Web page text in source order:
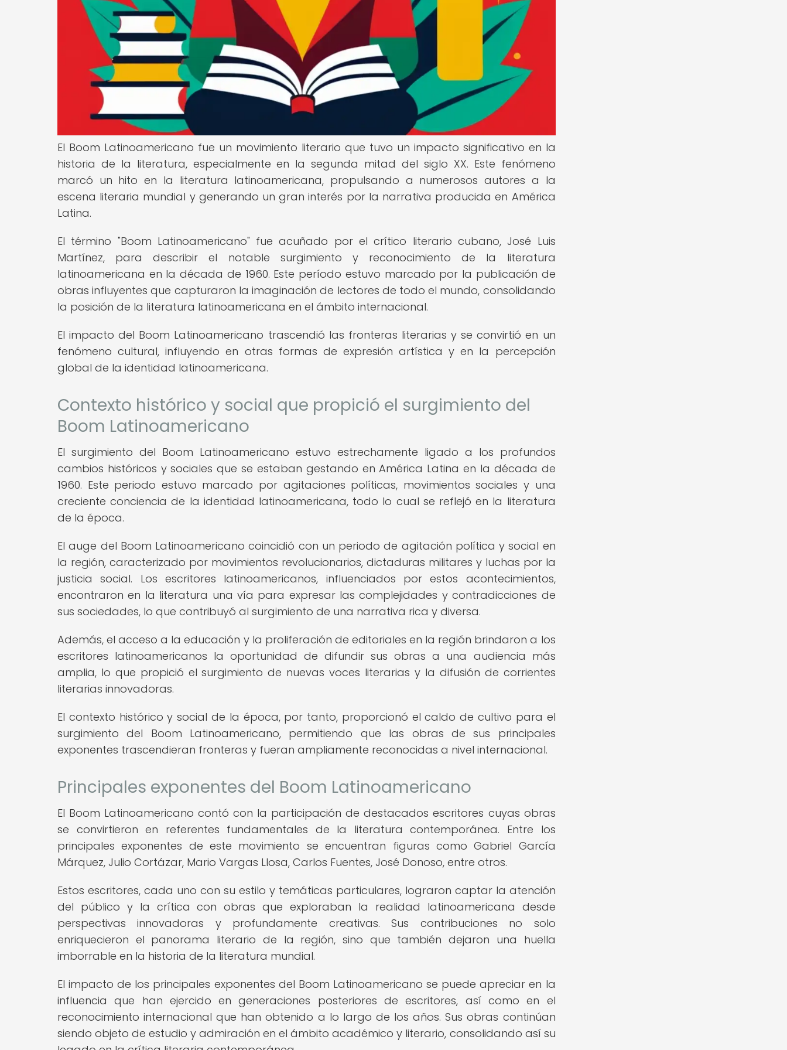
El Boom Latinoamericano fue un movimiento literario que tuvo un impacto significativo en la
historia de la literatura, especialmente en la segunda mitad del siglo XX. Este fenómeno
marcó un hito en la literatura latinoamericana, propulsando a numerosos autores a la
escena literaria mundial y generando un gran interés por la narrativa producida en América
Latina.
El término "Boom Latinoamericano" fue acuñado por el crítico literario cubano, José Luis
Martínez, para describir el notable surgimiento y reconocimiento de la literatura
latinoamericana en la década de 1960. Este período estuvo marcado por la publicación de
obras influyentes que capturaron la imaginación de lectores de todo el mundo, consolidando
la posición de la literatura latinoamericana en el ámbito internacional.
El impacto del Boom Latinoamericano trascendió las fronteras literarias y se convirtió en un
fenómeno cultural, influyendo en otras formas de expresión artística y en la percepción
global de la identidad latinoamericana.
Contexto histórico y social que propició el surgimiento del
Boom Latinoamericano
El surgimiento del Boom Latinoamericano estuvo estrechamente ligado a los profundos
cambios históricos y sociales que se estaban gestando en América Latina en la década de
1960. Este periodo estuvo marcado por agitaciones políticas, movimientos sociales y una
creciente conciencia de la identidad latinoamericana, todo lo cual se reflejó en la literatura
de la época.
El auge del Boom Latinoamericano coincidió con un periodo de agitación política y social en
la región, caracterizado por movimientos revolucionarios, dictaduras militares y luchas por la
justicia social. Los escritores latinoamericanos, influenciados por estos acontecimientos,
encontraron en la literatura una vía para expresar las complejidades y contradicciones de
sus sociedades, lo que contribuyó al surgimiento de una narrativa rica y diversa.
Además, el acceso a la educación y la proliferación de editoriales en la región brindaron a los
escritores latinoamericanos la oportunidad de difundir sus obras a una audiencia más
amplia, lo que propició el surgimiento de nuevas voces literarias y la difusión de corrientes
literarias innovadoras.
El contexto histórico y social de la época, por tanto, proporcionó el caldo de cultivo para el
surgimiento del Boom Latinoamericano, permitiendo que las obras de sus principales
exponentes trascendieran fronteras y fueran ampliamente reconocidas a nivel internacional.
Principales exponentes del Boom Latinoamericano
El Boom Latinoamericano contó con la participación de destacados escritores cuyas obras
se convirtieron en referentes fundamentales de la literatura contemporánea. Entre los
principales exponentes de este movimiento se encuentran figuras como Gabriel García
Márquez, Julio Cortázar, Mario Vargas Llosa, Carlos Fuentes, José Donoso, entre otros.
Estos escritores, cada uno con su estilo y temáticas particulares, lograron captar la atención
del público y la crítica con obras que exploraban la realidad latinoamericana desde
perspectivas innovadoras y profundamente creativas. Sus contribuciones no solo
enriquecieron el panorama literario de la región, sino que también dejaron una huella
imborrable en la historia de la literatura mundial.
El impacto de los principales exponentes del Boom Latinoamericano se puede apreciar en la
influencia que han ejercido en generaciones posteriores de escritores, así como en el
reconocimiento internacional que han obtenido a lo largo de los años. Sus obras continúan
siendo objeto de estudio y admiración en el ámbito académico y literario, consolidando así su